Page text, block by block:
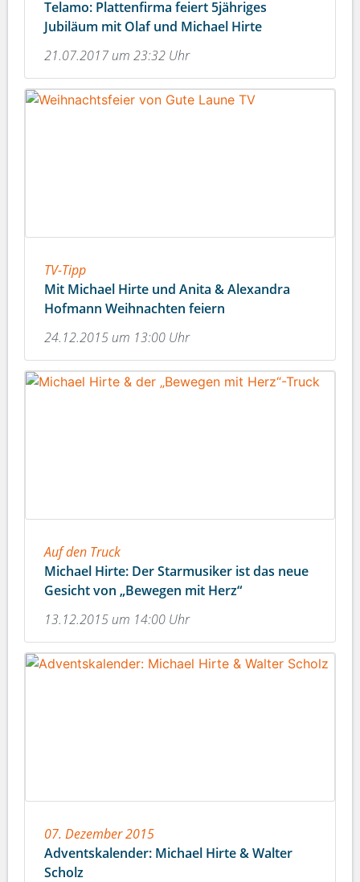
Telamo: Plattenfirma feiert 5jähriges
Jubiläum mit Olaf und Michael Hirte
21.07.2017 um 23:32 Uhr
TV-Tipp
Mit Michael Hirte und Anita & Alexandra
Hofmann Weihnachten feiern
24.12.2015 um 13:00 Uhr
Auf den Truck
Michael Hirte: Der Starmusiker ist das neue
Gesicht von „Bewegen mit Herz“
13.12.2015 um 14:00 Uhr
07. Dezember 2015
Adventskalender: Michael Hirte & Walter
Scholz